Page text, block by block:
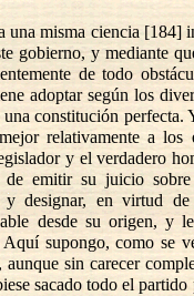
una misma ciencia [184]
gobierno, y mediante
de todo
adoptar según los
constitución perfecta.
relativamente a los
y el verdadero
de emitir su juicio
y designar, en virtud
desde su origen, y
supongo, como se
sin carecer
sacado todo el partido